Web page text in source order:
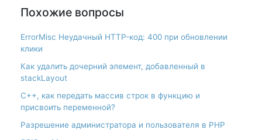
Похожие вопросы
ErrorMisc Неудачный HTTP-код: 400 при обновлении
клики
Как удалить дочерний элемент, добавленный в
stackLayout
С++, как передать массив строк в функцию и
присвоить переменной?
Разрешение администратора и пользователя в PHP